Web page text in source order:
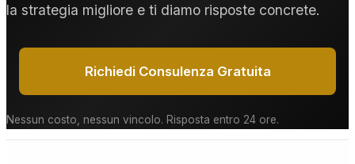
la strategia migliore e ti diamo risposte concrete.
Richiedi Consulenza Gratuita
Nessun costo, nessun vincolo. Risposta entro 24 ore.